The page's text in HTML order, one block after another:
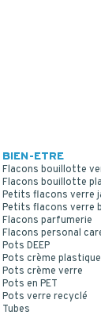
BIEN-ETRE
Flacons bouillotte
Flacons bouillotte
Petits flacons verre
Petits flacons verre
Flacons parfumerie
Flacons personal
Pots DEEP
Pots crème plastique
Pots crème verre
Pots en PET
Pots verre recyclé
Tubes